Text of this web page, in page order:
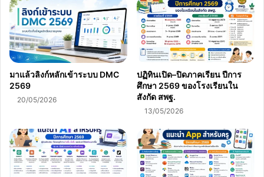
มาแล้วลิงก์หลักเข้าระบบ DMC
2569
20/05/2026
ปฏิทินเปิด–ปิดภาคเรียน ปีการ
ศึกษา 2569 ของโรงเรียนใน
สังกัด สพฐ.
13/05/2026